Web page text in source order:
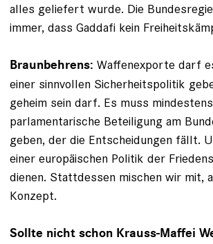
alles geliefert wurde. Die
immer, dass Gaddafi kein
Braunbehrens: Waffenexporte darf
einer sinnvollen Sicherheitspolitik
geheim sein darf. Es muss
parlamentarische Beteiligung am
geben, der die Entscheidungen fällt.
einer europäischen Politik der
dienen. Stattdessen mischen wir mit,
Konzept.
Sollte nicht schon Krauss-Maffei